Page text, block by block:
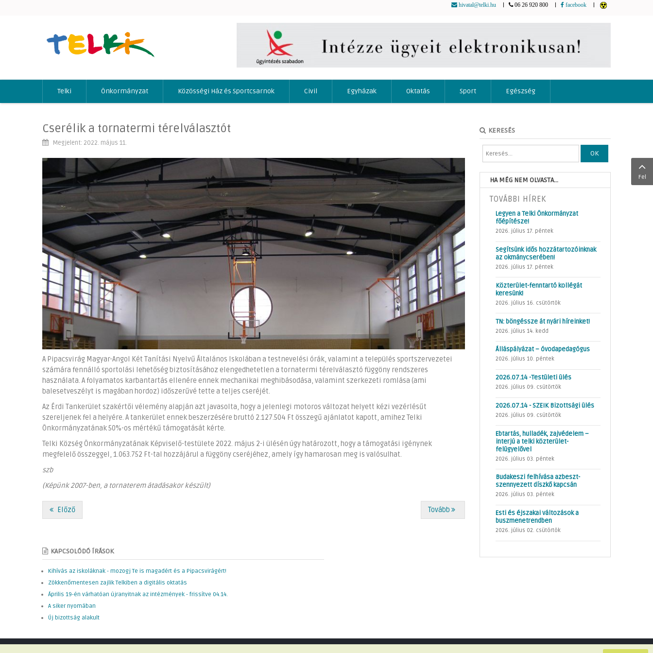
hivatal@telki.hu 06 26 920 800 facebook
Telki Önkormányzat Közösségi Ház és Sportcsarnok Civil Egyházak Oktatás Sport Egészség
Cserélik a tornatermi térelválasztót
Megjelent: 2022. május 11.
A Pipacsvirág Magyar-Angol Két Tanítási Nyelvű Általános Iskolában a testnevelési órák, valamint a település sportszervezetei
számára fennálló sportolási lehetőség biztosításához elengedhetetlen a tornatermi térelválasztó függöny rendszeres
használata. A folyamatos karbantartás ellenére ennek mechanikai meghibásodása, valamint szerkezeti romlása (ami
balesetveszélyt is magában hordoz) időszerűvé tette a teljes cseréjét.
Az Érdi Tankerület szakértői vélemény alapján azt javasolta, hogy a jelenlegi motoros változat helyett kézi vezérlésűt
szereljenek fel a helyére. A tankerület ennek beszerzésére bruttó 2.127.504 Ft összegű ajánlatot kapott, amihez Telki
Önkormányzatának 50%-os mértékű támogatását kérte.
Telki Község Önkormányzatának Képviselő-testülete 2022. május 2-i ülésén úgy határozott, hogy a támogatási igénynek
megfelelő összeggel, 1.063.752 Ft-tal hozzájárul a függöny cseréjéhez, amely így hamarosan meg is valósulhat.
szb
(Képünk 2007-ben, a tornaterem átadásakor készült)
Előző Tovább
KAPCSOLÓDÓ ÍRÁSOK
Kihívás az iskoláknak - mozogj Te is magadért és a Pipacsvirágért!
Zökkenőmentesen zajlik Telkiben a digitális oktatás
Április 19-én várhatóan újranyitnak az intézmények - frissítve 04.14.
A siker nyomában
Új bizottság alakult
KERESÉS
OK
HA MÉG NEM OLVASTA...
TOVÁBBI HÍREK
Legyen a Telki Önkormányzat
főépítésze!
2026. július 17. péntek
Segítsünk idős hozzátartozóinknak
az okmánycserében!
2026. július 17. péntek
Közterület-fenntartó kollégát
keresünk!
2026. július 16. csütörtök
TN: böngéssze át nyári híreinket!
2026. július 14. kedd
Álláspályázat – óvodapedagógus
2026. július 10. péntek
2026.07.14 -Testületi ülés
2026. július 09. csütörtök
2026.07.14 - SZEIK Bizottsági ülés
2026. július 09. csütörtök
Ebtartás, hulladék, zajvédelem –
interjú a telki közterület-
felügyelővel
2026. július 03. péntek
Budakeszi felhívása azbeszt-
szennyezett díszkő kapcsán
2026. július 03. péntek
Esti és éjszakai változások a
buszmenetrendben
2026. július 02. csütörtök
Fel